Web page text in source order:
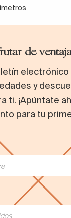
de
y
ti. ¡Apúntate
para tu